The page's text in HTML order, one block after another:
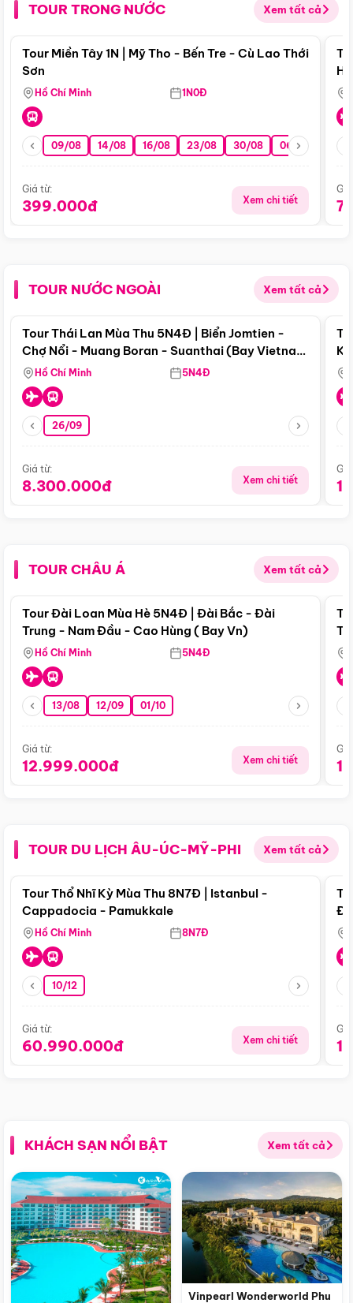
TOUR TRONG NƯỚC Xem tất cả
Điểm nổi bật
Tour Miền Tây 1N | Mỹ Tho - Bến Tre - Cù Lao Thới
Sơn
Hồ Chí Minh 1N0Đ
09/08 14/08 16/08 23/08 30/08 06/09 13/09
Giá từ:
399.000đ Xem chi tiết
TOUR NƯỚC NGOÀI Xem tất cả
Điểm nổi bật
Tour Thái Lan Mùa Thu 5N4Đ | Biển Jomtien -
Chợ Nổi - Muang Boran - Suanthai (Bay Vietnam
Airlines)
Hồ Chí Minh 5N4Đ
26/09
Giá từ:
8.300.000đ Xem chi tiết
TOUR CHÂU Á Xem tất cả
Điểm nổi bật
Tour Đài Loan Mùa Hè 5N4Đ | Đài Bắc - Đài
Trung - Nam Đầu - Cao Hùng ( Bay Vn)
Hồ Chí Minh 5N4Đ
13/08 12/09 01/10
Giá từ:
12.999.000đ Xem chi tiết
TOUR DU LỊCH ÂU-ÚC-MỸ-PHI Xem tất cả
Điểm nổi bật
Tour Thổ Nhĩ Kỳ Mùa Thu 8N7Đ | Istanbul -
Cappadocia - Pamukkale
Hồ Chí Minh 8N7Đ
10/12
Giá từ:
60.990.000đ Xem chi tiết
KHÁCH SẠN NỔI BẬT Xem tất cả
Vinpearl Wonderworld Phu